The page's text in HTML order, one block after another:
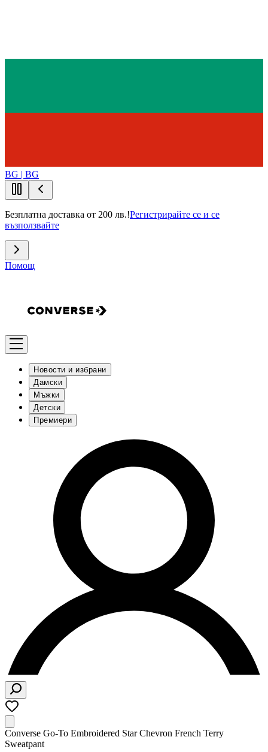
BG | BG
Безплатна доставка от 200 лв.!Регистрирайте се и се
възползвайте
Помощ
Новости и избрани
Дамски
Мъжки
Детски
Премиери
Converse Go-To Embroidered Star Chevron French Terry
Sweatpant